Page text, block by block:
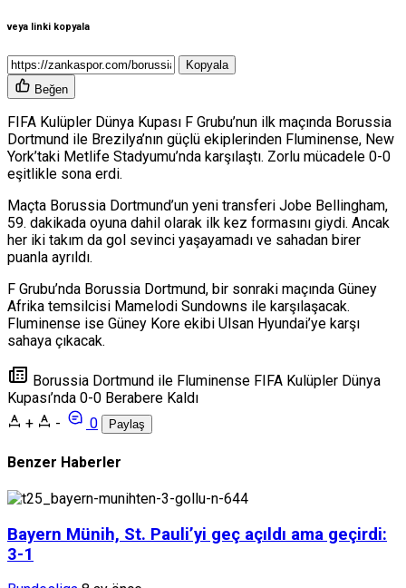
veya linki kopyala
Kopyala
Beğen
FIFA Kulüpler Dünya Kupası F Grubu’nun ilk maçında Borussia
Dortmund ile Brezilya’nın güçlü ekiplerinden Fluminense, New
York’taki Metlife Stadyumu’nda karşılaştı. Zorlu mücadele 0-0
eşitlikle sona erdi.
Maçta Borussia Dortmund’un yeni transferi Jobe Bellingham,
59. dakikada oyuna dahil olarak ilk kez formasını giydi. Ancak
her iki takım da gol sevinci yaşayamadı ve sahadan birer
puanla ayrıldı.
F Grubu’nda Borussia Dortmund, bir sonraki maçında Güney
Afrika temsilcisi Mamelodi Sundowns ile karşılaşacak.
Fluminense ise Güney Kore ekibi Ulsan Hyundai’ye karşı
sahaya çıkacak.
Borussia Dortmund ile Fluminense FIFA Kulüpler Dünya
Kupası’nda 0-0 Berabere Kaldı
+
- 0 Paylaş
Benzer Haberler
Bayern Münih, St. Pauli’yi geç açıldı ama geçirdi:
3-1